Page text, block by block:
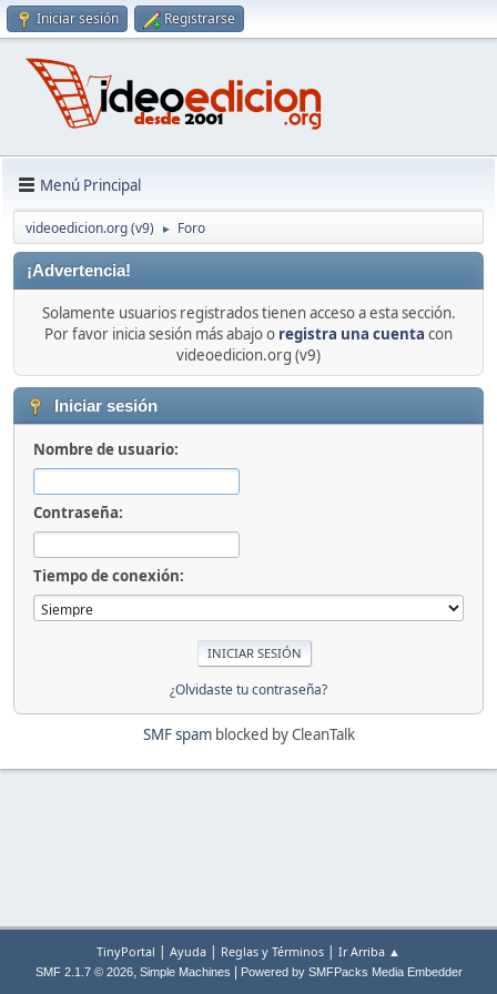
Iniciar sesión Registrarse
Menú Principal
videoedicion.org (v9) ► Foro
¡Advertencia!
Solamente usuarios registrados tienen acceso a esta sección.
Por favor inicia sesión más abajo o registra una cuenta con
videoedicion.org (v9)
Iniciar sesión
Nombre de usuario:
Contraseña:
Tiempo de conexión:
¿Olvidaste tu contraseña?
SMF spamblocked by CleanTalk
TinyPortal | Ayuda | Reglas y Términos | Ir Arriba ▲
SMF 2.1.7 © 2026, Simple Machines Powered by SMFPacks Media Embedder